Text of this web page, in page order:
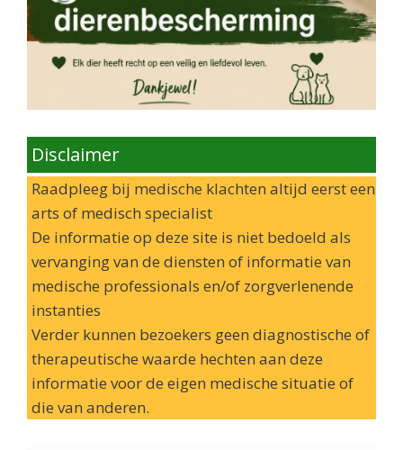
Disclaimer
Raadpleeg bij medische klachten altijd eerst een
arts of medisch specialist
De informatie op deze site is niet bedoeld als
vervanging van de diensten of informatie van
medische professionals en/of zorgverlenende
instanties
Verder kunnen bezoekers geen diagnostische of
therapeutische waarde hechten aan deze
informatie voor de eigen medische situatie of
die van anderen.